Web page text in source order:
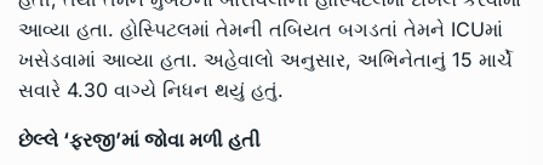
આવ્યા હતા. હોસ્પિટલમાં તેમની તબિયત બગડતાં તેમને ICUમાં
ખસેડવામાં આવ્યા હતા. અહેવાલો અનુસાર, અભિનેતાનું 15 માર્ચે
સવારે 4.30 વાગ્યે નિધન થયું હતું.
છેલ્લે ‘ફરજી’માં જોવા મળી હતી